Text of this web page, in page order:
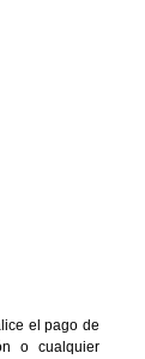
el pago de
o cualquier